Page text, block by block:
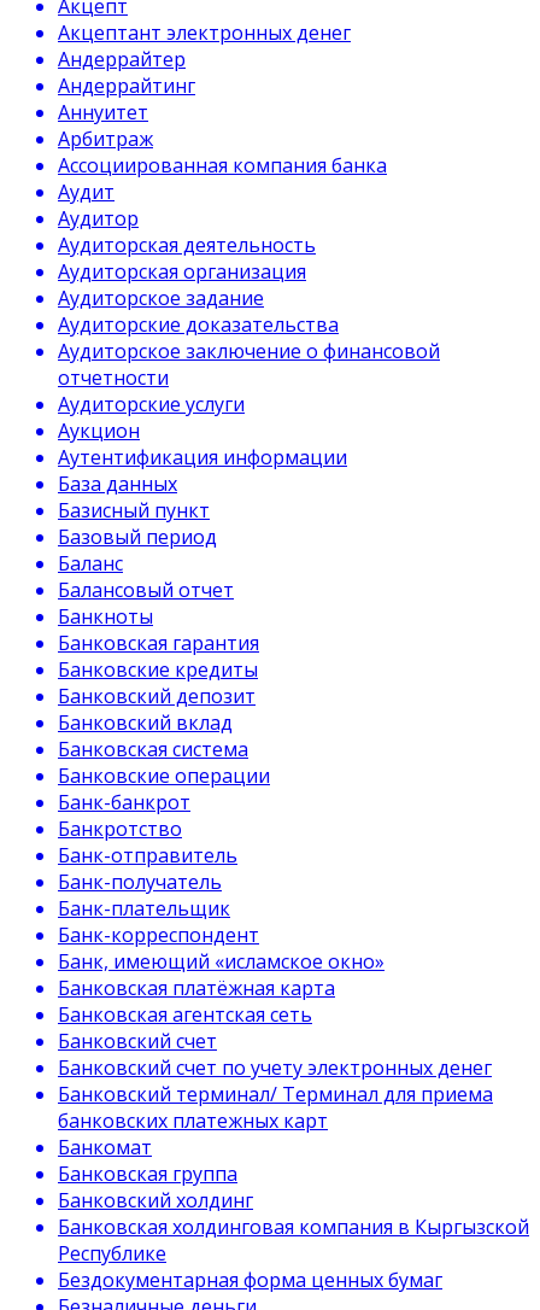
Акцепт
Акцептант электронных денег
Андеррайтер
Андеррайтинг
Аннуитет
Арбитраж
Ассоциированная компания банка
Аудит
Аудитор
Аудиторская деятельность
Аудиторская организация
Аудиторское задание
Аудиторские доказательства
Аудиторское заключение о финансовой
отчетности
Аудиторские услуги
Аукцион
Аутентификация информации
База данных
Базисный пункт
Базовый период
Баланс
Балансовый отчет
Банкноты
Банковская гарантия
Банковские кредиты
Банковский депозит
Банковский вклад
Банковская система
Банковские операции
Банк-банкрот
Банкротство
Банк-отправитель
Банк-получатель
Банк-плательщик
Банк-корреспондент
Банк, имеющий «исламское окно»
Банковская платёжная карта
Банковская агентская сеть
Банковский счет
Банковский счет по учету электронных денег
Банковский терминал/ Терминал для приема
банковских платежных карт
Банкомат
Банковская группа
Банковский холдинг
Банковская холдинговая компания в Кыргызской
Республике
Бездокументарная форма ценных бумаг